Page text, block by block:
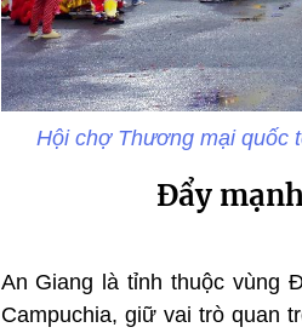
Hội chợ Thương mại quốc
Đẩy
An Giang là tỉnh thuộc vùng
Campuchia, giữ vai trò quan